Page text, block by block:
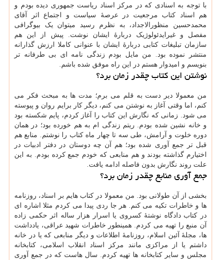
با توجه به اسنادی که در مرکز اسناد ریاست جمهوری دیده بودم و
هم اسناد کتاب مرجعیت در عرصهٔ سیاست و اجتماع اثر آقای
محمدحسین منظورالاجداد، به نظرم رسید میتوان یک بیوگرافی
مفصل و غیرایدئولوژیک دربارهٔ ایشان نوشت. پیش از این هم
سازمان تبلیغات کتابی دربارهٔ ایشان با عنوانی کاملا ارزش گذارانه
منتشر نموده بود. من مایل بودم زندگی نامه ای بی طرفانه تر
بنویسم و امیدوار هستم در این راه موفق شده باشم.
نوشتن این کتاب چقدر زمان برد؟
من معمولا دیر دست به قلم می برم؛ مدت ها به مبحث فکر می
کنم، اما وقتی آغاز به نوشتن می کنم، دیگر کار برایم روان و پیوسته
می شود. زمانی که نگارش این کتاب را آغاز کردم، پایم شکسته بود
و خانه نشین شده بودم. ریتم زندگی ام به هم خورده بود؛ در همان
دوره خلوت و آرامش، طی سه تا چهار ماه کتاب را نوشتم. منابع هم
قبل تر جمع آوری شده بود؛ هم آن چه دوستان در دفتر ادبیات در
اختیارم گذاشته بودند و هم منابعی که خودم جمع کرده بودم. به این
علت روند نگارش بدون فاصله ادامه یافت.
جمع آوری منابع چقدر زمان برد؟
بخشی از آن طولانی بود. من معمولا در کتاب هایم بر اسناد، روزنامه
ها و خاطرات تکیه می کنم. هر جا ردی پیدا می کردم مثلا اشاره ای
در کتاب دادگاه نوشتهٔ کسروی یا اسرار هزار ساله اثر حکمی زاده
آن منبع را تهیه می کردم. همینطور خاطرات شهید عراقی، یادداشت
ها، مجلهٔ آئین اسلام، روزنامهٔ اطلاعات و دیگر منابعی که یا در خانه
داشتم یا از مراکزی مانند مرکز اسناد انقلاب اسلامی، کتابخانه
مجلس و سایر کتابخانه ها تهیه کردم. سال هاست که در جمع آوری